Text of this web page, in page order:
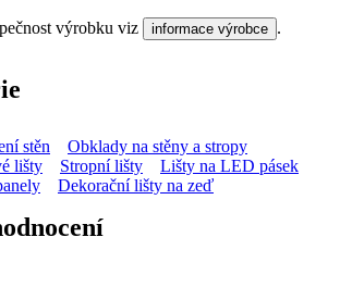
výrobku viz informace výrobce .
stěn
Obklady na stěny a stropy
lišty Stropní lišty
Lišty na LED pásek
Dekorační lišty na zeď